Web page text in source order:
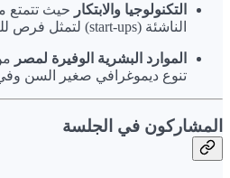
التكنولوجيا والابتكار حيث تتمتع
الناشئة (start-ups) لتمثل فرص للتكامل والتعلم والنمو.
الموارد البشرية الوفيرة لمصر
تنوع ديموغرافي صغير السن
المشاركون في الجلسة